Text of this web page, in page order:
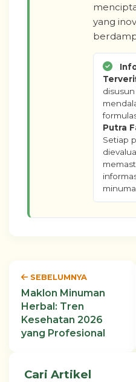
yang
Putra
Setiap
SEBELUMNYA
Maklon Minuman
Herbal: Tren
Kesehatan 2026
yang Profesional
Cari Artikel